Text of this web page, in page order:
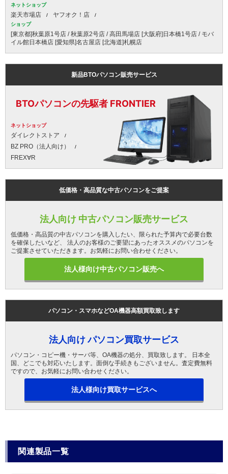
ネットショップ
楽天市場店 ヤフオク！店
ショップ
[東京都]秋葉原1号店 / 秋葉原2号店 / 高田馬場店 [大阪府]日本橋1号店 / モバ
イル館日本橋店 [愛知県]名古屋店 [北海道]札幌店
新品BTOパソコン販売サービス
BTOパソコンの先駆者 FRONTIER
ネットショップ
ダイレクトストア
BZ PRO（法人向け）
FREX∀R
低価格・高品質な中古パソコンをご提案
法人向け 中古パソコン販売サービス
低価格・高品質の中古パソコンを購入したい、限られた予算内で必要台数
を確保したいなど、 法人のお客様のご要望にあったオススメのパソコンを
ご提案させていただきます。お気軽にお問い合わせください。
法人様向け中古パソコン販売へ
パソコン・スマホなどOA機器高額買取致します
法人向け パソコン買取サービス
パソコン・コピー機・サーバ等、OA機器の処分、買取致します。 日本全
国、どこでも対応いたします。面倒な手続きもございません。査定費無料
ですので、お気軽にお問い合わせください。
法人様向け買取サービスへ
関連製品一覧